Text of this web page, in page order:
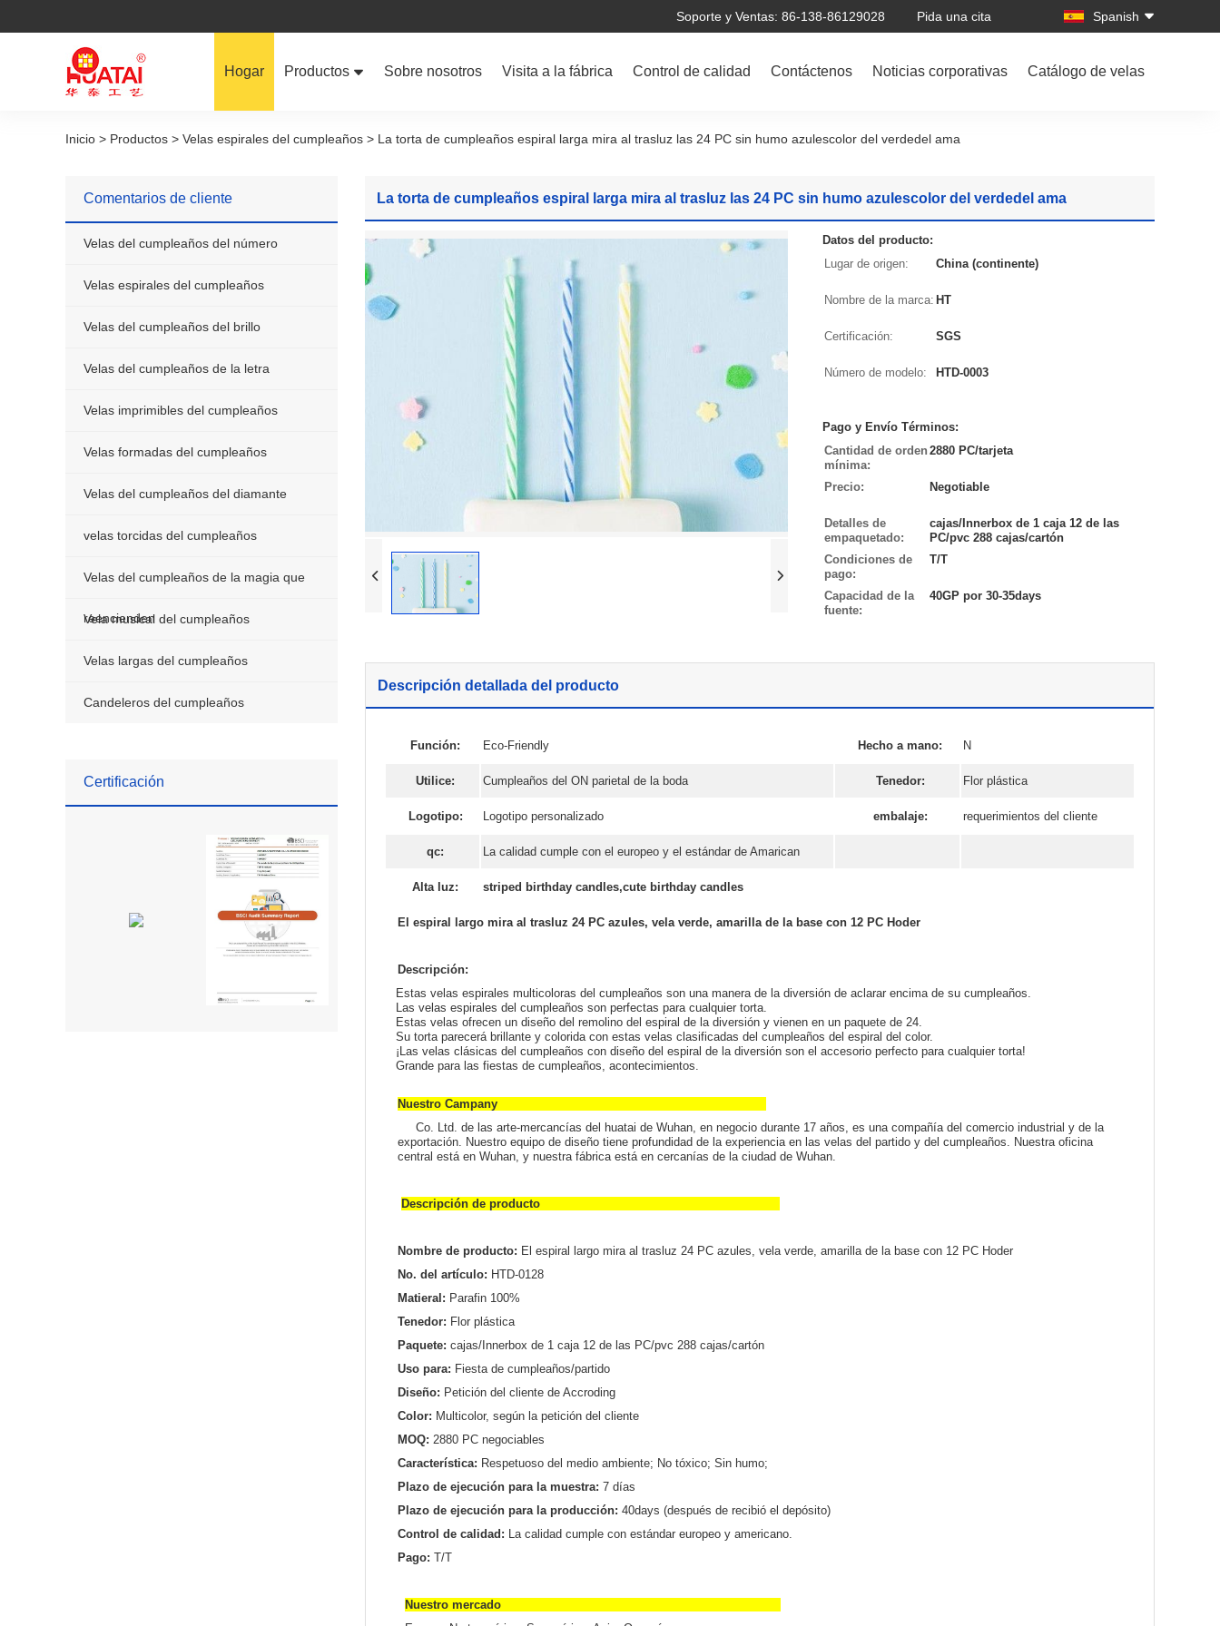
Soporte y Ventas: 86-138-86129028 Pida una cita Spanish
Hogar Productos
Velas del cumpleaños del número
Velas del cumpleaños de la letra
Velas imprimibles del cumpleaños
Velas del cumpleaños del diamante
Velas del cumpleaños de la magia que
Vela musical del cumpleaños
Velas largas del cumpleaños
Sobre nosotros Visita a la fábrica Control de calidad Contáctenos Noticias corporativas Catálogo de velas
Inicio > Productos > Velas espirales del cumpleaños > La torta de cumpleaños espiral larga mira al trasluz las 24 PC sin humo azulescolor del verdedel ama
Comentarios de cliente
Velas del cumpleaños del número
Velas espirales del cumpleaños
Velas del cumpleaños del brillo
Velas del cumpleaños de la letra
Velas imprimibles del cumpleaños
Velas formadas del cumpleaños
Velas del cumpleaños del diamante
velas torcidas del cumpleaños
Velas del cumpleaños de la magia que
reencienden
Vela musical del cumpleaños
Velas largas del cumpleaños
Candeleros del cumpleaños
Certificación
La torta de cumpleaños espiral larga mira al trasluz las 24 PC sin humo azulescolor del verdedel ama
Datos del producto:
Lugar de origen:
China (continente)
Nombre de la marca: HT
Certificación: SGS
Número de modelo: HTD-0003
Pago y Envío Términos:
Cantidad de orden
mínima:
2880 PC/tarjeta
Precio: Negotiable
Detalles de
empaquetado:
cajas/Innerbox de 1 caja 12 de las
PC/pvc 288 cajas/cartón
Condiciones de
pago:
T/T
Capacidad de la
fuente:
40GP por 30-35days
Descripción detallada del producto
Función: Eco-Friendly Hecho a mano: N
Utilice: Cumpleaños del ON parietal de la boda Tenedor: Flor plástica
Logotipo: Logotipo personalizado embalaje: requerimientos del cliente
qc: La calidad cumple con el europeo y el estándar de Amarican
Alta luz: striped birthday candles,cute birthday candles
El espiral largo mira al trasluz 24 PC azules, vela verde, amarilla de la base con 12 PC Hoder
Descripción:
Estas velas espirales multicoloras del cumpleaños son una manera de la diversión de aclarar encima de su cumpleaños.
Las velas espirales del cumpleaños son perfectas para cualquier torta.
Estas velas ofrecen un diseño del remolino del espiral de la diversión y vienen en un paquete de 24.
Su torta parecerá brillante y colorida con estas velas clasificadas del cumpleaños del espiral del color.
¡Las velas clásicas del cumpleaños con diseño del espiral de la diversión son el accesorio perfecto para cualquier torta!
Grande para las fiestas de cumpleaños, acontecimientos.
Nuestro Campany
Co. Ltd. de las arte-mercancías del huatai de Wuhan, en negocio durante 17 años, es una compañía del comercio industrial y de la
exportación. Nuestro equipo de diseño tiene profundidad de la experiencia en las velas del partido y del cumpleaños. Nuestra oficina
central está en Wuhan, y nuestra fábrica está en cercanías de la ciudad de Wuhan.
Descripción de producto
Nombre de producto: El espiral largo mira al trasluz 24 PC azules, vela verde, amarilla de la base con 12 PC Hoder
No. del artículo: HTD-0128
Matieral: Parafin 100%
Tenedor: Flor plástica
Paquete: cajas/Innerbox de 1 caja 12 de las PC/pvc 288 cajas/cartón
Uso para: Fiesta de cumpleaños/partido
Diseño: Petición del cliente de Accroding
Color: Multicolor, según la petición del cliente
MOQ: 2880 PC negociables
Característica: Respetuoso del medio ambiente; No tóxico; Sin humo;
Plazo de ejecución para la muestra: 7 días
Plazo de ejecución para la producción: 40days (después de recibió el depósito)
Control de calidad: La calidad cumple con estándar europeo y americano.
Pago: T/T
Nuestro mercado